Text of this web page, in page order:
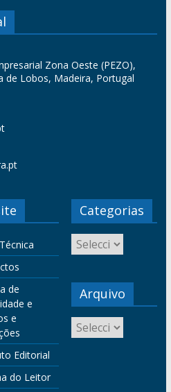
Zona Oeste (PEZO),
de Lobos, Madeira, Portugal
de
e
e
Editorial
do Leitor
Categorias
Arquivo